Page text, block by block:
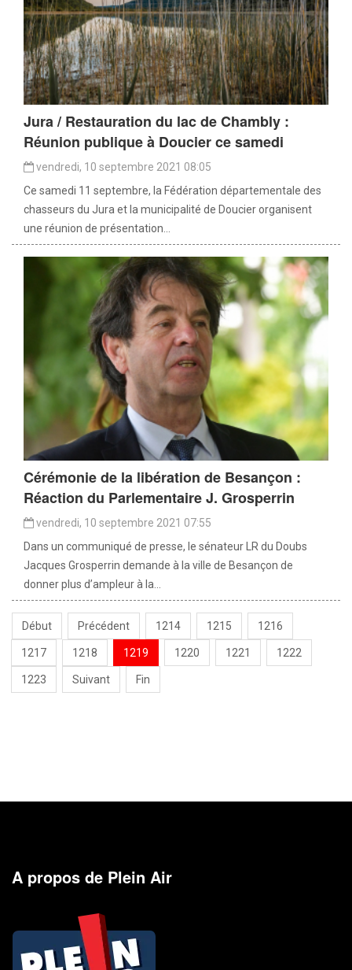
Jura / Restauration du lac de Chambly :
Réunion publique à Doucier ce samedi
vendredi, 10 septembre 2021 08:05
Ce samedi 11 septembre, la Fédération départementale des
chasseurs du Jura et la municipalité de Doucier organisent
une réunion de présentation...
Cérémonie de la libération de Besançon :
Réaction du Parlementaire J. Grosperrin
vendredi, 10 septembre 2021 07:55
Dans un communiqué de presse, le sénateur LR du Doubs
Jacques Grosperrin demande à la ville de Besançon de
donner plus d’ampleur à la...
Début Précédent 1214 1215 1216
1217 1218 1219 1220 1221 1222
1223 Suivant Fin
A propos de Plein Air